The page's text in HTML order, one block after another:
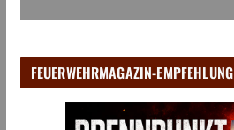
FEUERWEHRMAGAZIN-EMPFEHLUNG